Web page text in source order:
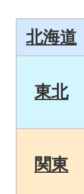
北海道
東北
関東